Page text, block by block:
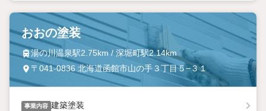
おおの塗装
湯の川温泉駅2.75km / 深堀町駅2.14km
〒041-0836 北海道函館市山の手３丁目５−３１
事業内容 建築塗装